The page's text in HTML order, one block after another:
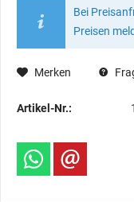
Bei
Preisen
Merken
Artikel-Nr.: